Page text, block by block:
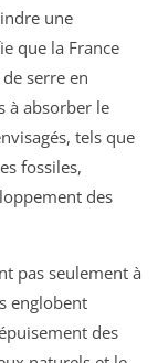
une
que la France
serre en
à absorber le
tels que
fossiles,
des
pas seulement à
englobent
des